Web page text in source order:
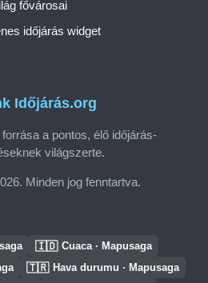
Időjárás.org
a pontos, élő időjárás-
világszerte.
Minden jog fenntartva.
fővárosai
időjárás widget
🇮🇩 Cuaca · Mapusaga
🇹🇷 Hava durumu · Mapusaga